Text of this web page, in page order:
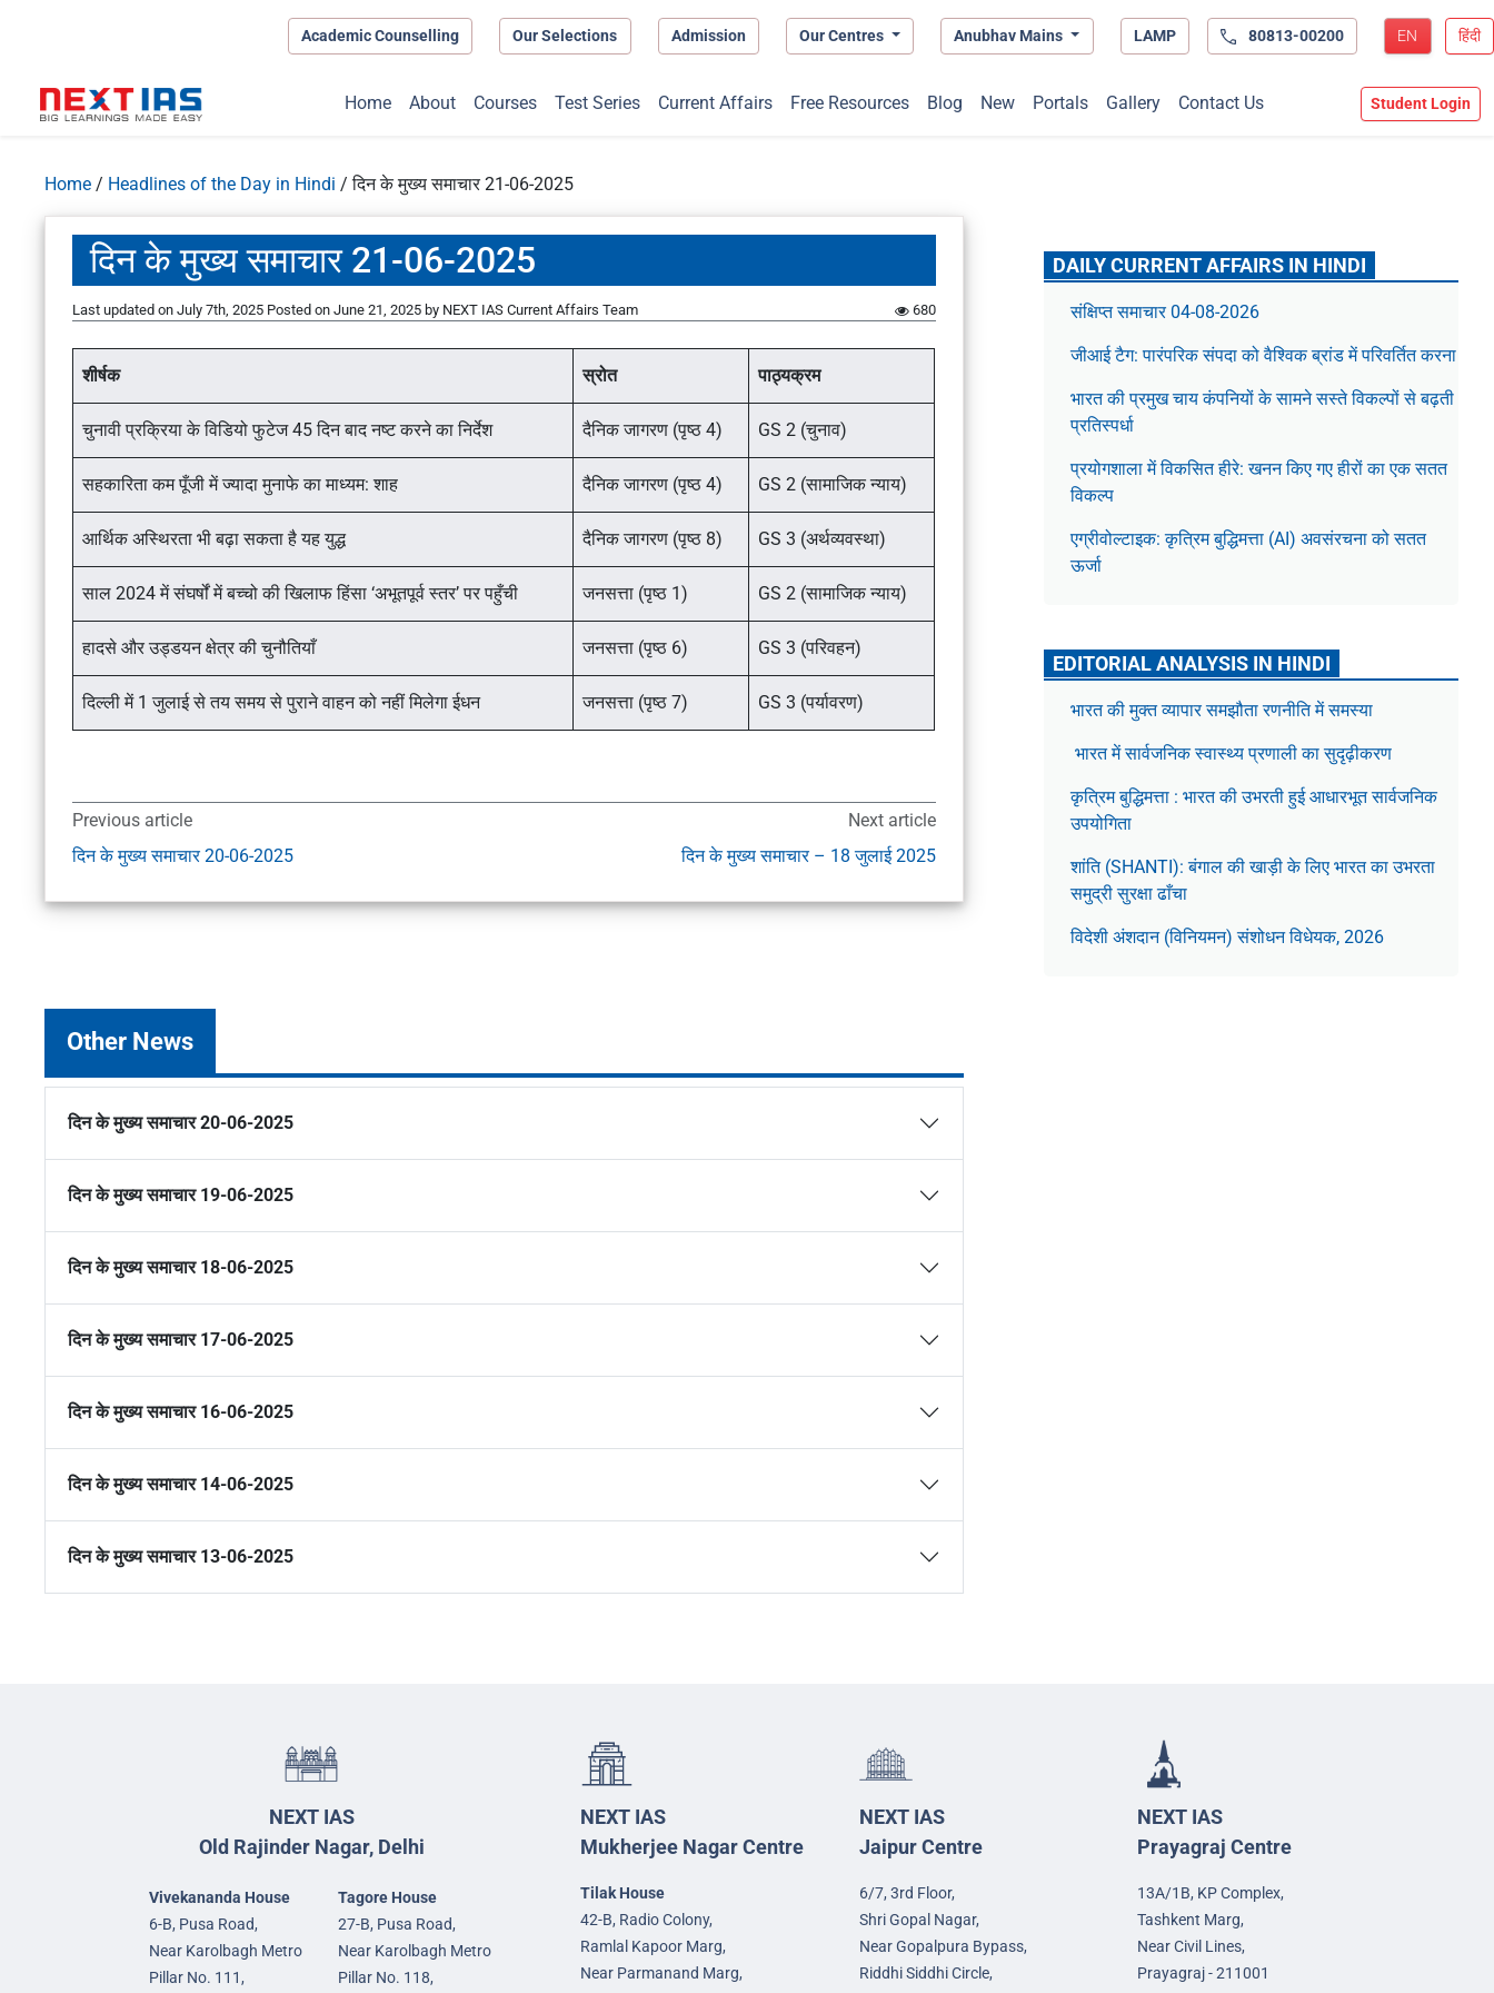
Academic Counselling Our Selections Admission Our Centres Anubhav Mains LAMP 80813-00200 EN हिंदी
Home About Courses Test Series Current Affairs Free Resources Blog New Portals Gallery Contact Us Student Login
Home / Headlines of the Day in Hindi /दिन के मुख्य समाचार 21-06-2025
दिन के मुख्य समाचार 21-06-2025
Last updated on July 7th, 2025 Posted on June 21, 2025 by NEXT IAS Current Affairs Team 680
शीर्षक स्रोत पाठ्यक्रम
चुनावी प्रक्रिया के विडियो फुटेज 45 दिन बाद नष्ट करने का निर्देश दैनिक जागरण (पृष्ठ 4) GS 2 (चुनाव)
सहकारिता कम पूँजी में ज्यादा मुनाफे का माध्यम: शाह दैनिक जागरण (पृष्ठ 4) GS 2 (सामाजिक न्याय)
आर्थिक अस्थिरता भी बढ़ा सकता है यह युद्ध दैनिक जागरण (पृष्ठ 8) GS 3 (अर्थव्यवस्था)
साल 2024 में संघर्षों में बच्चो की खिलाफ हिंसा ‘अभूतपूर्व स्तर’ पर पहुँची जनसत्ता (पृष्ठ 1) GS 2 (सामाजिक न्याय)
हादसे और उड्डयन क्षेत्र की चुनौतियाँ जनसत्ता (पृष्ठ 6) GS 3 (परिवहन)
दिल्ली में 1 जुलाई से तय समय से पुराने वाहन को नहीं मिलेगा ईधन जनसत्ता (पृष्ठ 7) GS 3 (पर्यावरण)
Previous article
दिन के मुख्य समाचार 20-06-2025
Next article
दिन के मुख्य समाचार – 18 जुलाई 2025
Other News
दिन के मुख्य समाचार 20-06-2025
दिन के मुख्य समाचार 19-06-2025
दिन के मुख्य समाचार 18-06-2025
दिन के मुख्य समाचार 17-06-2025
दिन के मुख्य समाचार 16-06-2025
दिन के मुख्य समाचार 14-06-2025
दिन के मुख्य समाचार 13-06-2025
DAILY CURRENT AFFAIRS IN HINDI
संक्षिप्त समाचार 04-08-2026
जीआई टैग: पारंपरिक संपदा को वैश्विक ब्रांड में परिवर्तित करना
भारत की प्रमुख चाय कंपनियों के सामने सस्ते विकल्पों से बढ़ती
प्रतिस्पर्धा
प्रयोगशाला में विकसित हीरे: खनन किए गए हीरों का एक सतत
विकल्प
एग्रीवोल्टाइक: कृत्रिम बुद्धिमत्ता (AI) अवसंरचना को सतत
ऊर्जा
EDITORIAL ANALYSIS IN HINDI
भारत की मुक्त व्यापार समझौता रणनीति में समस्या
भारत में सार्वजनिक स्वास्थ्य प्रणाली का सुदृढ़ीकरण
कृत्रिम बुद्धिमत्ता : भारत की उभरती हुई आधारभूत सार्वजनिक
उपयोगिता
शांति (SHANTI): बंगाल की खाड़ी के लिए भारत का उभरता
समुद्री सुरक्षा ढाँचा
विदेशी अंशदान (विनियमन) संशोधन विधेयक, 2026
NEXT IAS
Old Rajinder Nagar, Delhi
Vivekananda House
6-B, Pusa Road,
Near Karolbagh Metro
Pillar No. 111,
Tagore House
27-B, Pusa Road,
Near Karolbagh Metro
Pillar No. 118,
NEXT IAS
Mukherjee Nagar Centre
Tilak House
42-B, Radio Colony,
Ramlal Kapoor Marg,
Near Parmanand Marg,
NEXT IAS
Jaipur Centre
6/7, 3rd Floor,
Shri Gopal Nagar,
Near Gopalpura Bypass,
Riddhi Siddhi Circle,
NEXT IAS
Prayagraj Centre
13A/1B, KP Complex,
Tashkent Marg,
Near Civil Lines,
Prayagraj - 211001